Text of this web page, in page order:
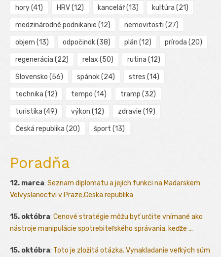
hory(41) HRV(12) kancelář(13) kultúra (21)
medzinárodné podnikanie (12) nemovitosti (27)
objem (13) odpočinok(38) plán (12) príroda (20)
regenerácia (22) relax (50) rutina (12)
Slovensko (56) spánok(24) stres (14)
technika (12) tempo (14) tramp (32)
turistika (49) výkon (12) zdravie (19)
Česká republika (20) šport (13)
Poradňa
12. marca: Seznam diplomatu a jejich funkci na Madarskem
Velvyslanectvi v Praze,Ceska republika
15. októbra: Cenové stratégie môžu byť určite vnímané ako
nástroje manipulácie spotrebiteľského správania, keďže ...
15. októbra: Toto je zložitá otázka. Vynakladanie veľkých súm